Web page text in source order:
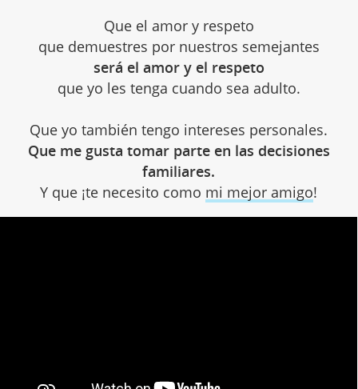
Que el amor y respeto
que demuestres por nuestros semejantes
será el amor y el respeto
que yo les tenga cuando sea adulto.
Que yo también tengo intereses personales.
Que me gusta tomar parte en las decisiones
familiares.
Y que ¡te necesito como mi mejor amigo!